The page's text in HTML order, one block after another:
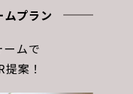
プラン
ムで
案！